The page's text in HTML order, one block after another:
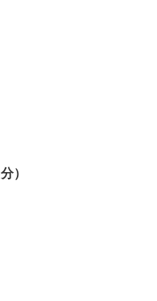
）